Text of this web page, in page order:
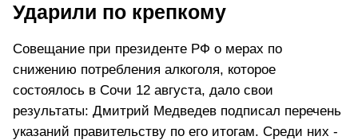
Ударили по крепкому
Совещание при президенте РФ о мерах по
снижению потребления алкоголя, которое
состоялось в Сочи 12 августа, дало свои
результаты: Дмитрий Медведев подписал перечень
указаний правительству по его итогам. Среди них -